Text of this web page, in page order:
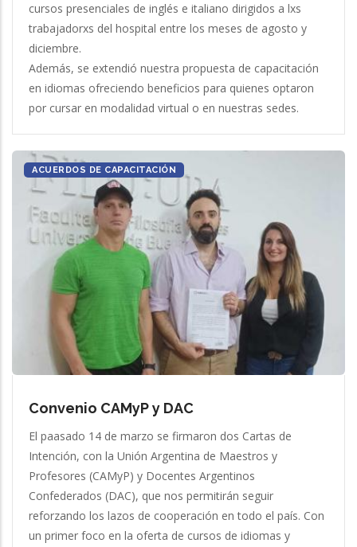
cursos presenciales de inglés e italiano dirigidos a lxs
trabajadorxs del hospital entre los meses de agosto y
diciembre.
Además, se extendió nuestra propuesta de capacitación
en idiomas ofreciendo beneficios para quienes optaron
por cursar en modalidad virtual o en nuestras sedes.
ACUERDOS DE CAPACITACIÓN
Convenio CAMyP y DAC
El paasado 14 de marzo se firmaron dos Cartas de
Intención, con la Unión Argentina de Maestros y
Profesores (CAMyP) y Docentes Argentinos
Confederados (DAC), que nos permitirán seguir
reforzando los lazos de cooperación en todo el país. Con
un primer foco en la oferta de cursos de idiomas y